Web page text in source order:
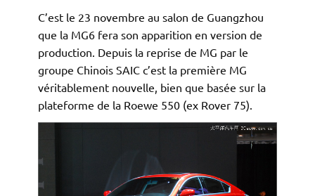
C’est le 23 novembre au salon de Guangzhou
que la MG6 fera son apparition en version de
production. Depuis la reprise de MG par le
groupe Chinois SAIC c’est la première MG
véritablement nouvelle, bien que basée sur la
plateforme de la Roewe 550 (ex Rover 75).